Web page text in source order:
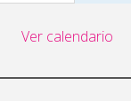
Ver calendario